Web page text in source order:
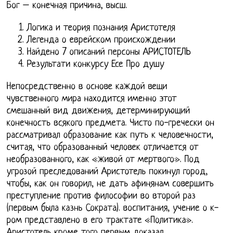
Бог – конечная причина, высш.
Логика и теория познания Аристотеля
Легенда о еврейском происхождении
Найдено 7 описаний персоны АРИСТОТЕЛЬ
Результати конкурсу Есе Про душу
Непосредственно в основе каждой вещи
чувственного мира находится именно этот
смешанный вид движения, детерминирующий
конечность всякого предмета. Чисто по-гречески он
рассматривал образование как путь к человечности,
считая, что образованный человек отличается от
необразованного, как «живой от мертвого». Под
угрозой преследований Аристотель покинул город,
чтобы, как он говорил, не дать афинянам совершить
преступление против философии во второй раз
(первым была казнь Сократа). воспитания, учение о к-
ром представлено в его трактате «Политика».